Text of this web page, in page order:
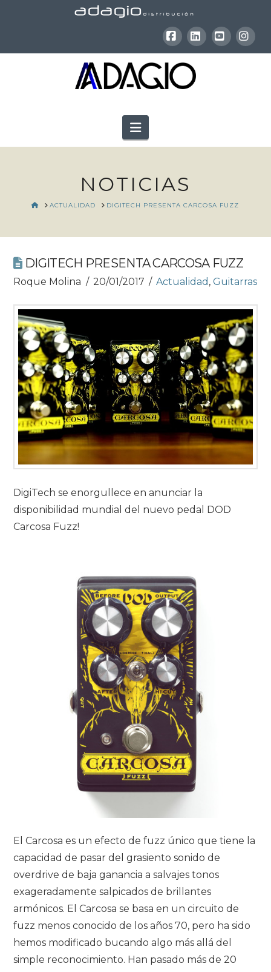
Facebook
LinkedInYouTube
Navigation
NOTICIAS
HOME
ACTUALIDAD DIGITECH PRESENTA CARCOSA FUZZ
DIGITECH PRESENTA CARCOSA FUZZ
Roque Molina 20/01/2017 Actualidad ,Guitarras
DigiTech se enorgullece en anunciar la
disponibilidad mundial del nuevo pedal DOD
Carcosa Fuzz!
El Carcosa es un efecto de fuzz único que tiene la
capacidad de pasar del grasiento sonido de
overdrive de baja ganancia a salvajes tonos
exageradamente salpicados de brillantes
armónicos. El Carcosa se basa en un circuito de
fuzz menos conocido de los años 70, pero ha sido
hemos modificado bucando algo más allá del
simple reconocimiento. Han pasado más de 20